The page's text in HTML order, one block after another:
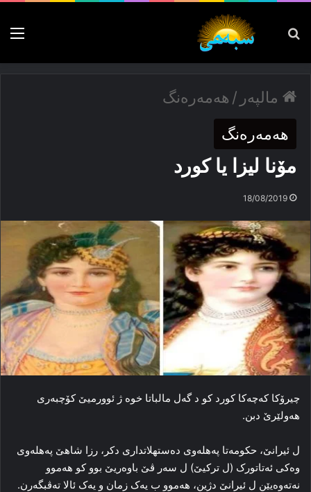
پەیدا بکە
مالپەر / ھەمەرەنگ
ھەمەرەنگ
مۆنا لیزا یا كورد
18/08/2019
چیرۆکا که‌چه‌کا کورد کو د گه‌ل مالباتا خوه‌ ژ ئوورمیێ کۆچبه‌ری
هه‌ولێرێ دبن.
ل ئیرانێ، حکومه‌تا په‌هله‌وی ده‌ستهلاتداری دکر، رزا شاهێ په‌هله‌وی
وه‌کی ئەتاتورک (ل تركیێ) ل سه‌ر ڤێ باوەریێ بوو کو هه‌موو
نه‌ته‌وه‌یێن ل ئیرانێ دژین، هه‌موو ب یه‌ک زمان و یه‌ک ئالا ته‌ڤبگه‌رن.